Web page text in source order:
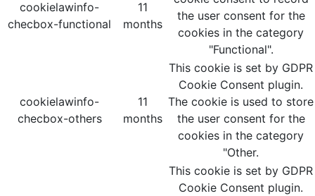
cookielawinfo-
checbox-functional
11
months
the user consent for the
cookies in the category
"Functional".
cookielawinfo-
checbox-others
11
months
This cookie is set by GDPR
Cookie Consent plugin.
The cookie is used to store
the user consent for the
cookies in the category
"Other.
This cookie is set by GDPR
Cookie Consent plugin.